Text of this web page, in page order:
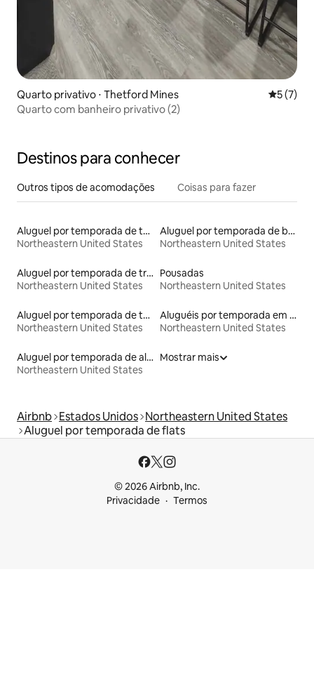
Quarto privativo ⋅ Thetford Mines 5 de
5 (7)
Quarto com banheiro privativo (2)
Destinos para conhecer
Outros tipos de acomodações Coisas para fazer
Aluguel por temporada de townhouses
Northeastern United States
Aluguel por temporada de barcos
Northeastern United States
Aluguel por temporada de trens
Northeastern United States
Pousadas
Northeastern United States
Aluguel por temporada de tendas
Northeastern United States
Aluguéis por temporada em resorts
Northeastern United States
Aluguel por temporada de alojamentos ecológicos
Northeastern United States
Mostrar mais
Airbnb Estados Unidos Northeastern United States
Aluguel por temporada de flats
© 2026 Airbnb, Inc.
Privacidade
Termos